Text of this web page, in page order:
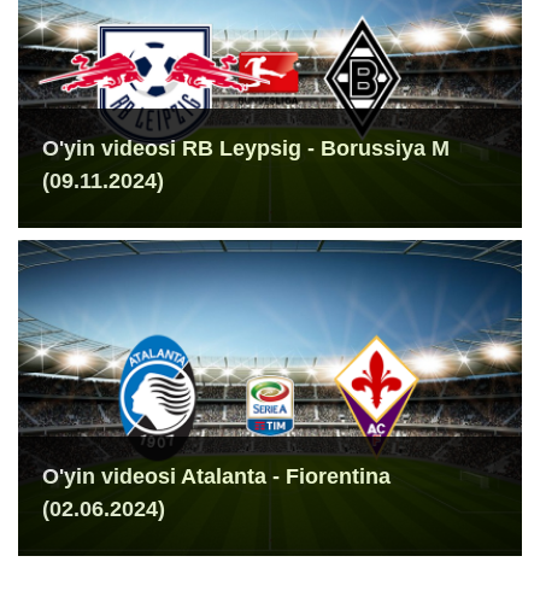
O'yin videosi RB Leypsig - Borussiya M
(09.11.2024)
O'yin videosi Atalanta - Fiorentina
(02.06.2024)